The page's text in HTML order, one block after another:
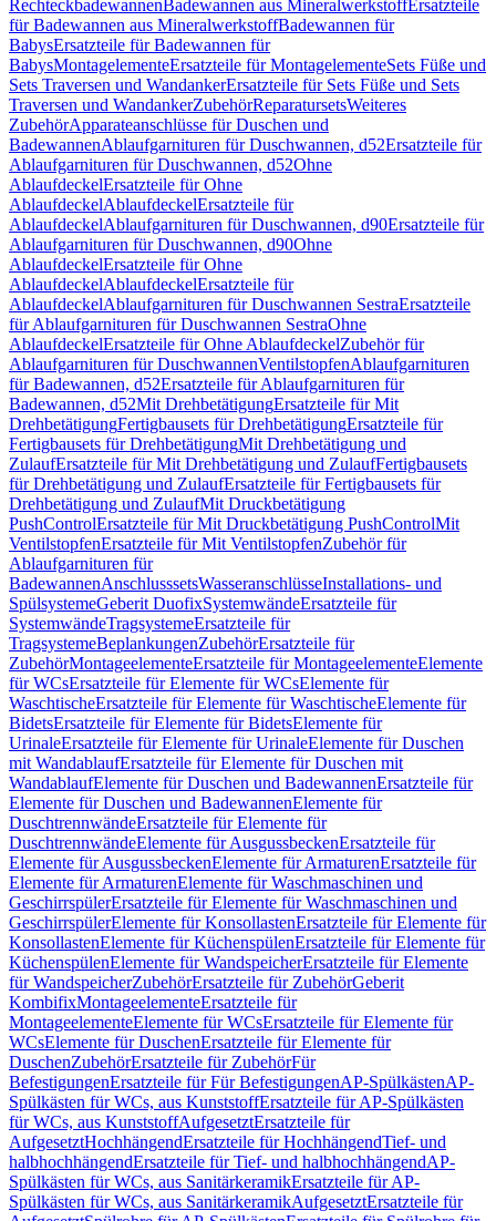
RechteckbadewannenBadewannen aus MineralwerkstoffErsatzteile
für Badewannen aus MineralwerkstoffBadewannen für
BabysErsatzteile für Badewannen für
BabysMontagelementeErsatzteile für MontagelementeSets Füße und
Sets Traversen und WandankerErsatzteile für Sets Füße und Sets
Traversen und WandankerZubehörReparatursetsWeiteres
ZubehörApparateanschlüsse für Duschen und
BadewannenAblaufgarnituren für Duschwannen, d52Ersatzteile für
Ablaufgarnituren für Duschwannen, d52Ohne
AblaufdeckelErsatzteile für Ohne
AblaufdeckelAblaufdeckelErsatzteile für
AblaufdeckelAblaufgarnituren für Duschwannen, d90Ersatzteile für
Ablaufgarnituren für Duschwannen, d90Ohne
AblaufdeckelErsatzteile für Ohne
AblaufdeckelAblaufdeckelErsatzteile für
AblaufdeckelAblaufgarnituren für Duschwannen SestraErsatzteile
für Ablaufgarnituren für Duschwannen SestraOhne
AblaufdeckelErsatzteile für Ohne AblaufdeckelZubehör für
Ablaufgarnituren für DuschwannenVentilstopfenAblaufgarnituren
für Badewannen, d52Ersatzteile für Ablaufgarnituren für
Badewannen, d52Mit DrehbetätigungErsatzteile für Mit
DrehbetätigungFertigbausets für DrehbetätigungErsatzteile für
Fertigbausets für DrehbetätigungMit Drehbetätigung und
ZulaufErsatzteile für Mit Drehbetätigung und ZulaufFertigbausets
für Drehbetätigung und ZulaufErsatzteile für Fertigbausets für
Drehbetätigung und ZulaufMit Druckbetätigung
PushControlErsatzteile für Mit Druckbetätigung PushControlMit
VentilstopfenErsatzteile für Mit VentilstopfenZubehör für
Ablaufgarnituren für
BadewannenAnschlusssetsWasseranschlüsseInstallations- und
SpülsystemeGeberit DuofixSystemwändeErsatzteile für
SystemwändeTragsystemeErsatzteile für
TragsystemeBeplankungenZubehörErsatzteile für
ZubehörMontageelementeErsatzteile für MontageelementeElemente
für WCsErsatzteile für Elemente für WCsElemente für
WaschtischeErsatzteile für Elemente für WaschtischeElemente für
BidetsErsatzteile für Elemente für BidetsElemente für
UrinaleErsatzteile für Elemente für UrinaleElemente für Duschen
mit WandablaufErsatzteile für Elemente für Duschen mit
WandablaufElemente für Duschen und BadewannenErsatzteile für
Elemente für Duschen und BadewannenElemente für
DuschtrennwändeErsatzteile für Elemente für
DuschtrennwändeElemente für AusgussbeckenErsatzteile für
Elemente für AusgussbeckenElemente für ArmaturenErsatzteile für
Elemente für ArmaturenElemente für Waschmaschinen und
GeschirrspülerErsatzteile für Elemente für Waschmaschinen und
GeschirrspülerElemente für KonsollastenErsatzteile für Elemente für
KonsollastenElemente für KüchenspülenErsatzteile für Elemente für
KüchenspülenElemente für WandspeicherErsatzteile für Elemente
für WandspeicherZubehörErsatzteile für ZubehörGeberit
KombifixMontageelementeErsatzteile für
MontageelementeElemente für WCsErsatzteile für Elemente für
WCsElemente für DuschenErsatzteile für Elemente für
DuschenZubehörErsatzteile für ZubehörFür
BefestigungenErsatzteile für Für BefestigungenAP-SpülkästenAP-
Spülkästen für WCs, aus KunststoffErsatzteile für AP-Spülkästen
für WCs, aus KunststoffAufgesetztErsatzteile für
AufgesetztHochhängendErsatzteile für HochhängendTief- und
halbhochhängendErsatzteile für Tief- und halbhochhängendAP-
Spülkästen für WCs, aus SanitärkeramikErsatzteile für AP-
Spülkästen für WCs, aus SanitärkeramikAufgesetztErsatzteile für